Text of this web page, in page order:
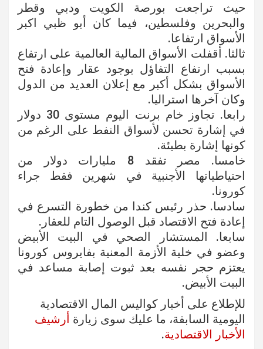
حيث تراجعت بورصة الكويت ودبي وقطر
والبحرين وفلسطين، فيما كان أبو ظبي اكبر
الأسواق ارتفاعا.
ثالثا. أقفلت الأسواق المالية العالمية على ارتفاع
بسبب ارتفاع التفاؤل بوجود عقار وإعادة فتح
الأسواق بشكل أكبر مع إعلان العديد من الدول
وكان آخرها استراليا.
رابعا. تجاوز خام برنت اليوم مستوى 30 دولار
في إشارة تحسن لأسواق النفط على الرغم من
كونها إشارة بطيئة.
خامسا. مصر تفقد 8 مليارات دولار من
احتياطياتها الأجنبية في شهرين فقط جراء
كورونا.
سادسا. حذر رئيس كندا من خطورة التسرع في
إعادة فتح الاقتصاد قبل الوصول التام للعقار.
سابعا. المستشار الصحي في البيت الأبيض
وعضو في خلية الأزمة المعنية بفايروس كورونا
يعتزم حجر نفسه بعد ثبوت إصابة مساعد في
البيت الأبيض.
للإطلاع على أخبار كواليس المال الاقتصادية
اليومية السابقة، ما عليك سوى زيارة أرشيف
الأخبار الاقتصادية.